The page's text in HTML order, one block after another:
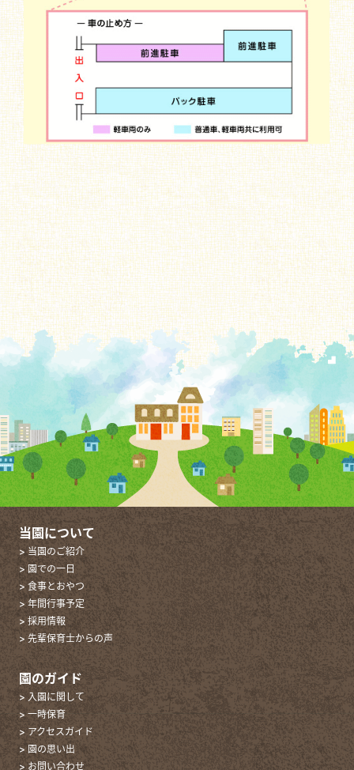
当園について
> 当園のご紹介
> 園での一日
> 食事とおやつ
> 年間行事予定
> 採用情報
> 先輩保育士からの声
園のガイド
> 入園に関して
> 一時保育
> アクセスガイド
> 園の思い出
> お問い合わせ